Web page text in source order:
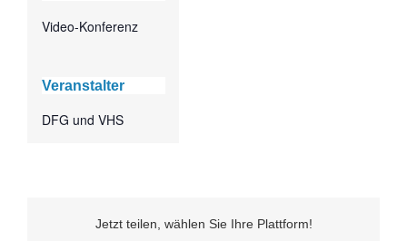
Video-Konferenz
Veranstalter
DFG und VHS
Jetzt teilen, wählen Sie Ihre Plattform!